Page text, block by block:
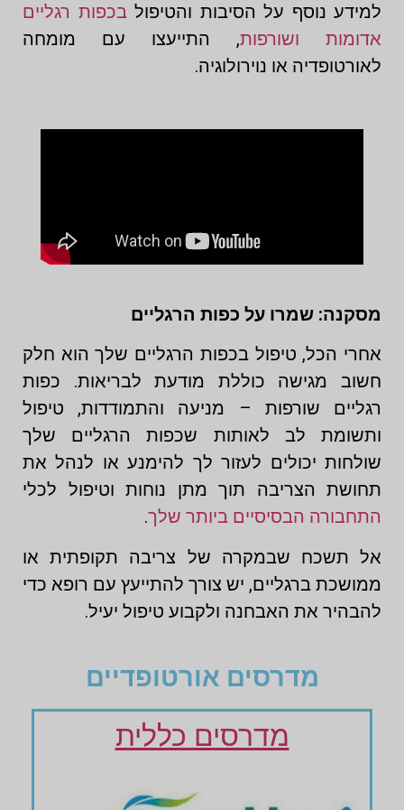
למידע נוסף על הסיבות והטיפול בכפות רגליים
אדומות ושורפות, התייעצו עם מומחה
לאורטופדיה או נוירולוגיה.
מסקנה: שמרו על כפות הרגליים
אחרי הכל, טיפול בכפות הרגליים שלך הוא חלק
חשוב מגישה כוללת מודעת לבריאות. כפות
רגליים שורפות – מניעה והתמודדות, טיפול
ותשומת לב לאותות שכפות הרגליים שלך
שולחות יכולים לעזור לך להימנע או לנהל את
תחושת הצריבה תוך מתן נוחות וטיפול לכלי
התחבורה הבסיסיים ביותר שלך.
אל תשכח שבמקרה של צריבה תקופתית או
ממושכת ברגליים, יש צורך להתייעץ עם רופא כדי
להבהיר את האבחנה ולקבוע טיפול יעיל.
מדרסים אורטופדיים
מדרסים כללית